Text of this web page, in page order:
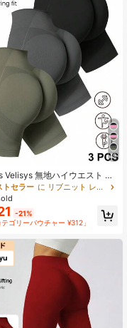
19
Velisys 無地ハイウエスト シ
ストレッチ スポーツショー
アウトパンツ
トセラー
に リブニット レディーススポーツショーツ
-21%
テゴリーバウチャー ¥312」